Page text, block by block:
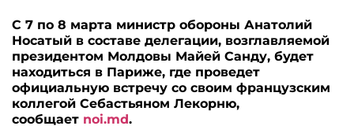
С 7 по 8 марта министр обороны Анатолий
Носатый в составе делегации, возглавляемой
президентом Молдовы Майей Санду, будет
находиться в Париже, где проведет
официальную встречу со своим французским
коллегой Себастьяном Лекорню,
сообщает noi.md.